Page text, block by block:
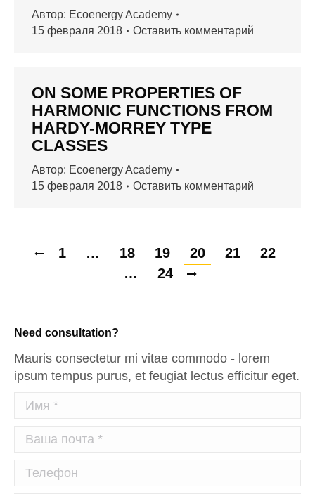
Автор: Ecoenergy Academy
15 февраля 2018
Оставить комментарий
ON SOME PROPERTIES OF
HARMONIC FUNCTIONS FROM
HARDY-MORREY TYPE
CLASSES
Автор: Ecoenergy Academy
15 февраля 2018
Оставить комментарий
1 … 18 19 20 21
22
…
24
Need consultation?
Mauris consectetur mi vitae commodo - lorem
ipsum tempus purus, et feugiat lectus efficitur eget.
Имя *
Ваша почта *
Телефон